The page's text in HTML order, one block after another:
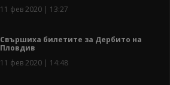
11 фев 2020 | 13:27
Свършиха билетите за Дербито на
Пловдив
11 фев 2020 | 14:48